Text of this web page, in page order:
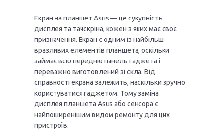
Екран на планшет Asus — це сукупність
дисплея та тачскріна, кожен з яких має своє
призначення. Екран є одним із найбільш
вразливих елементів планшета, оскільки
займає всю передню панель гаджета і
переважно виготовлений зі скла. Від
справності екрана залежить, наскільки зручно
користуватися гаджетом. Тому заміна
дисплея планшета Asus або сенсора є
найпоширенішим видом ремонту для цих
пристроїв.